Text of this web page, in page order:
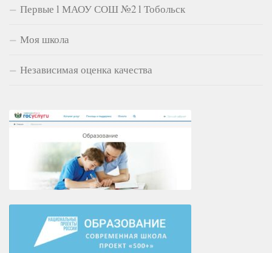
Первые l МАОУ СОШ №2 l Тобольск
Моя школа
Независимая оценка качества